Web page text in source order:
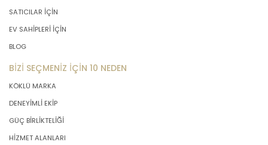
SATICILAR İÇİN
EV SAHİPLERİ İÇİN
BLOG
BİZİ SEÇMENİZ İÇİN 10 NEDEN
KÖKLÜ MARKA
DENEYİMLİ EKİP
GÜÇ BİRLİKTELİĞİ
HİZMET ALANLARI